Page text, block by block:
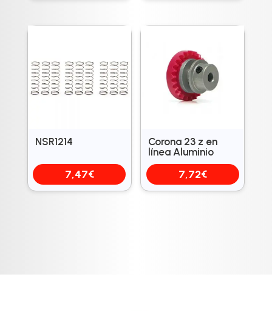
NSR1214
7,47€
Corona 23 z en
línea Aluminio
7,72€